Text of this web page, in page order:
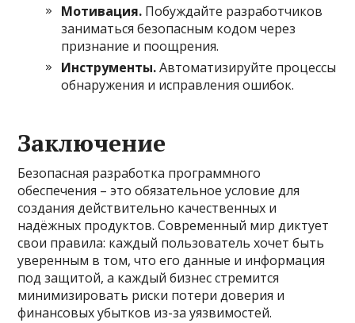
Мотивация. Побуждайте разработчиков
заниматься безопасным кодом через
признание и поощрения.
Инструменты.Автоматизируйте процессы
обнаружения и исправления ошибок.
Заключение
Безопасная разработка программного
обеспечения – это обязательное условие для
создания действительно качественных и
надёжных продуктов. Современный мир диктует
свои правила: каждый пользователь хочет быть
уверенным в том, что его данные и информация
под защитой, а каждый бизнес стремится
минимизировать риски потери доверия и
финансовых убытков из-за уязвимостей.